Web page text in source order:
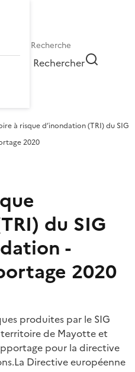
Rechercher
à risque d’inondation (TRI) du SIG
2020
du SIG
-
2020
produites par le SIG
de Mayotte et
pour la directive
Directive européenne